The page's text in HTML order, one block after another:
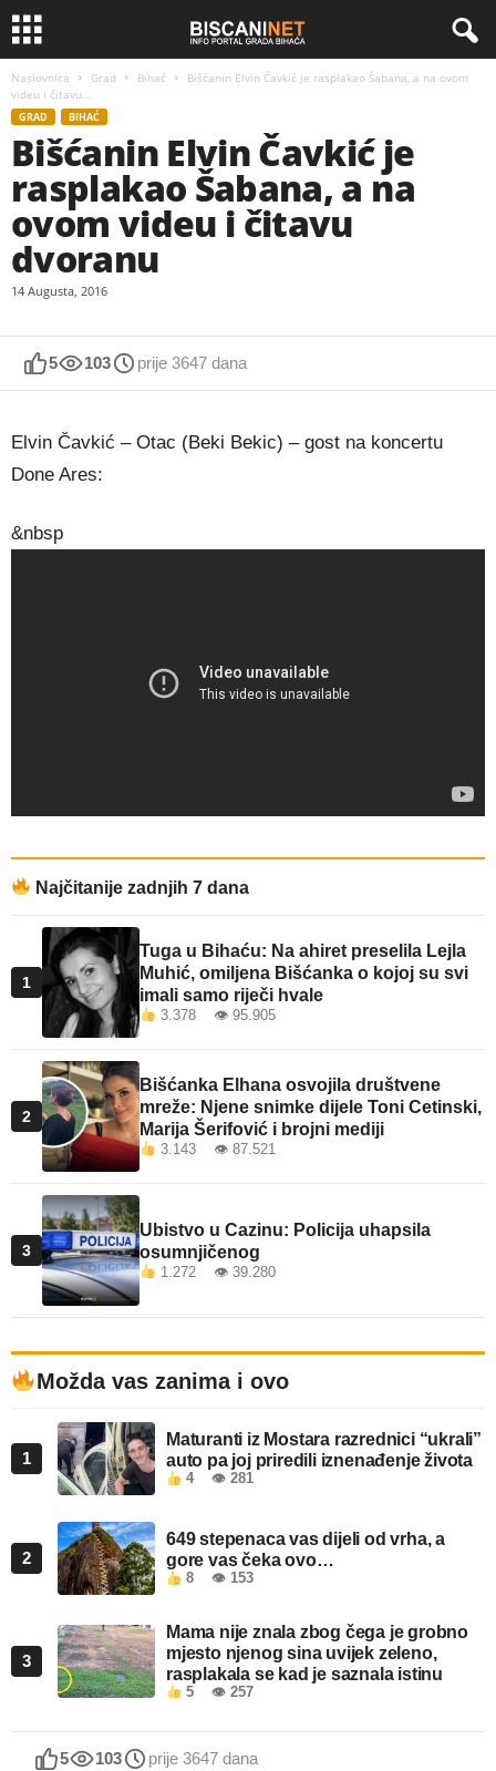
Naslovnica Grad Bihać
Bišćanin Elvin Čavkić je rasplakao Šabana, a na ovom
videu i čitavu...
GRAD BIHAĆ
Bišćanin Elvin Čavkić je
rasplakao Šabana, a na
ovom videu i čitavu
dvoranu
14 Augusta, 2016
5 103 prije 3647 dana
Elvin Čavkić – Otac (Beki Bekic) – gost na koncertu
Done Ares:
&nbsp
Najčitanije zadnjih 7 dana
1
Tuga u Bihaću: Na ahiret preselila Lejla
Muhić, omiljena Bišćanka o kojoj su svi
imali samo riječi hvale
3.378 👁 95.905
2
Bišćanka Elhana osvojila društvene
mreže: Njene snimke dijele Toni Cetinski,
Marija Šerifović i brojni mediji
3.143 👁 87.521
3
Ubistvo u Cazinu: Policija uhapsila
osumnjičenog
1.272 👁 39.280
Možda vas zanima i ovo
1
Maturanti iz Mostara razrednici “ukrali”
auto pa joj priredili iznenađenje života
4 👁 281
2
649 stepenaca vas dijeli od vrha, a
gore vas čeka ovo…
8 👁 153
3
Mama nije znala zbog čega je grobno
mjesto njenog sina uvijek zeleno,
rasplakala se kad je saznala istinu
5 👁 257
5 103 prije 3647 dana